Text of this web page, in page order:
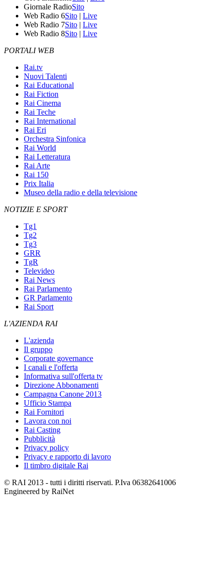
Giornale RadioSito
Web Radio 6Sito | Live
Web Radio 7Sito | Live
Web Radio 8Sito | Live
PORTALI WEB
Rai.tv
Nuovi Talenti
Rai Educational
Rai Fiction
Rai Cinema
Rai Teche
Rai International
Rai Eri
Orchestra Sinfonica
Rai World
Rai Letteratura
Rai Arte
Rai 150
Prix Italia
Museo della radio e della televisione
NOTIZIE E SPORT
Tg1
Tg2
Tg3
GRR
TgR
Televideo
Rai News
Rai Parlamento
GR Parlamento
Rai Sport
L'AZIENDA RAI
L'azienda
Il gruppo
Corporate governance
I canali e l'offerta
Informativa sull'offerta tv
Direzione Abbonamenti
Campagna Canone 2013
Ufficio Stampa
Rai Fornitori
Lavora con noi
Rai Casting
Pubblicità
Privacy policy
Privacy e rapporto di lavoro
Il timbro digitale Rai
© RAI 2013 - tutti i diritti riservati. P.Iva 06382641006
Engineered by RaiNet